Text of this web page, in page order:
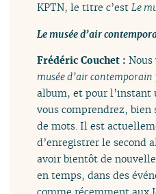
KPTN, le titre c’estLe
Le musée d’air
Frédéric Couchet :Nous
musée d’air contemporain
album, et pour l’instant
vous comprendrez,
de mots. Il est
d’enregistrer le second
avoir bientôt de
en temps, dans des